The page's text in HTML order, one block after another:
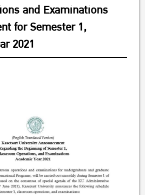
and Examinations
for Semester 1,
2021